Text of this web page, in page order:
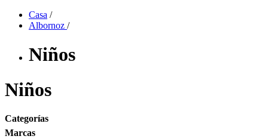
Casa /
Albornoz /
Niños
Niños
Categorías
Marcas